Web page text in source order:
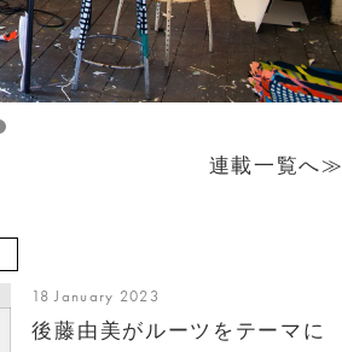
連載一覧へ≫
18 January 2023
後藤由美がルーツをテーマに